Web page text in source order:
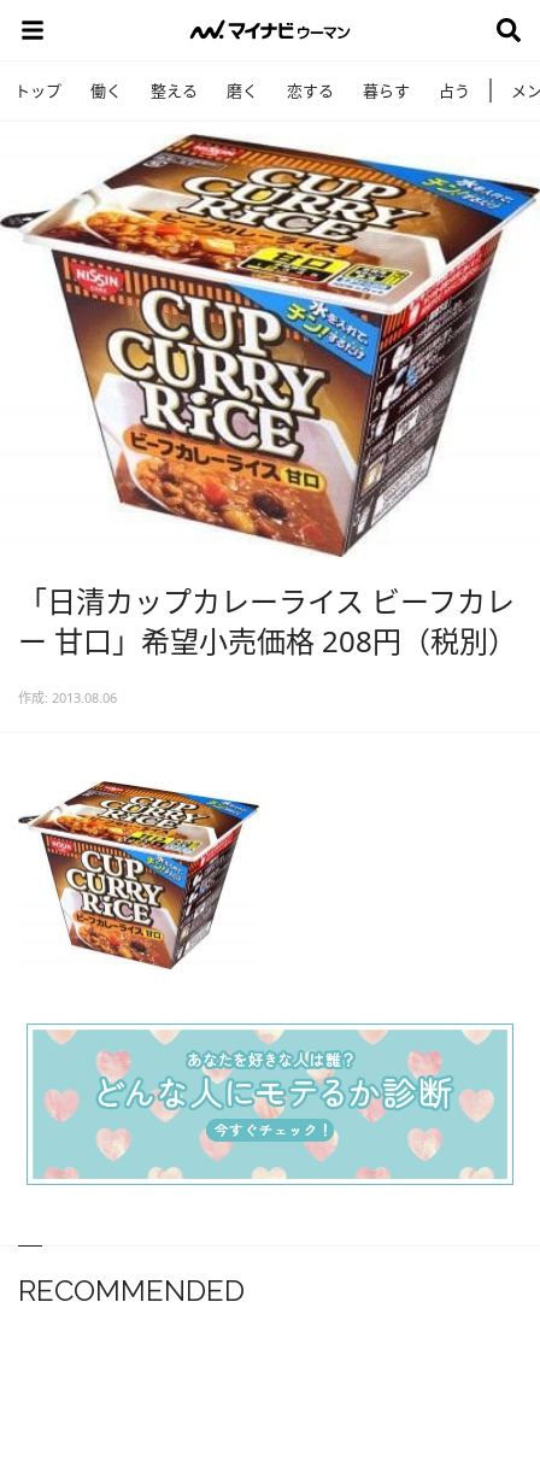
トップ 働く 整える 磨く 恋する 暮らす 占う メ
「日清カップカレーライス ビーフカレ
ー 甘口」希望小売価格 208円（税別）
作成: 2013.08.06
RECOMMENDED